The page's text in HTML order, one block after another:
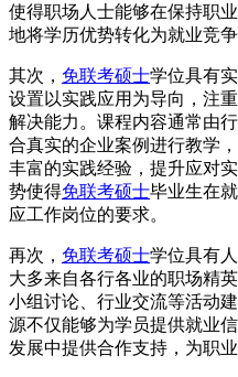
使得职场人士能够在保持职
地将学历优势转化为就业竞争
其次， 免联考硕士学位具有实
设置以实践应用为导向，注
解决能力。课程内容通常由
合真实的企业案例进行教学
丰富的实践经验，提升应对
势使得免联考硕士毕业生在
应工作岗位的要求。
再次， 免联考硕士学位具有人
大多来自各行各业的职场精
小组讨论、行业交流等活动
源不仅能够为学员提供就业
发展中提供合作支持，为职